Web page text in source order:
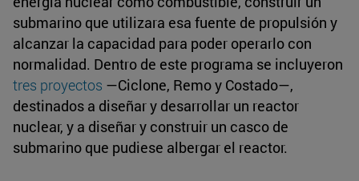
submarino que utilizara esa fuente de propulsión y
alcanzar la capacidad para poder operarlo con
normalidad. Dentro de este programa se incluyeron
tres proyectos —Ciclone, Remo y Costado­—,
destinados a diseñar y desarrollar un reactor
nuclear, y a diseñar y construir un casco de
submarino que pudiese albergar el reactor.